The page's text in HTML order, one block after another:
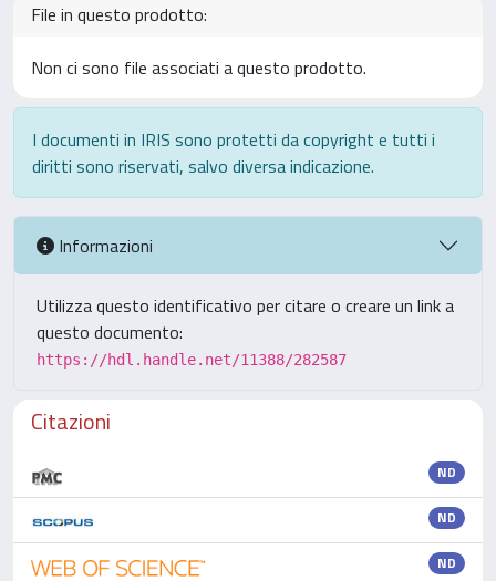
File in questo prodotto:
Non ci sono file associati a questo prodotto.
I documenti in IRIS sono protetti da copyright e tutti i
diritti sono riservati, salvo diversa indicazione.
Informazioni
Utilizza questo identificativo per citare o creare un link a
questo documento:
https://hdl.handle.net/11388/282587
Citazioni
ND
ND
ND